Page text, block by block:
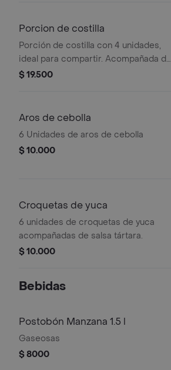
Porcion de costilla
Porción de costilla con 4 unidades,
ideal para compartir. Acompañada de
hierbas frescas.
$ 19.500
Aros de cebolla
6 Unidades de aros de cebolla
$ 10.000
Croquetas de yuca
6 unidades de croquetas de yuca
acompañadas de salsa tártara.
$ 10.000
Bebidas
Postobón Manzana 1.5 l
Gaseosas
$ 8000